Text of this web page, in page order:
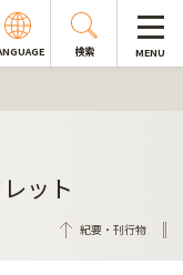
検索 MENU
ット
紀要・刊行物